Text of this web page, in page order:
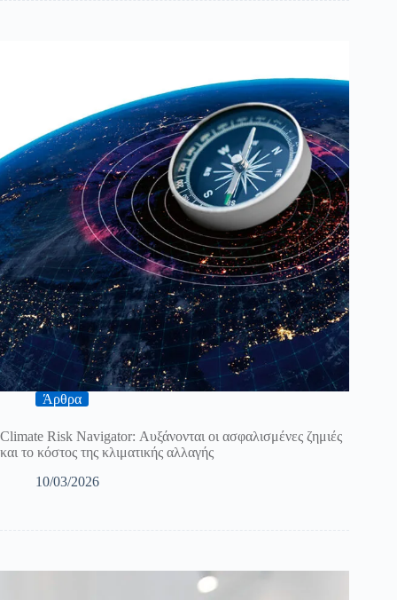
Άρθρα
Climate Risk Navigator: Αυξάνονται οι ασφαλισμένες ζημιές
και το κόστος της κλιματικής αλλαγής
10/03/2026